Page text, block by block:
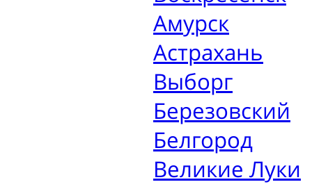
Амурск
Астрахань
Выборг
Березовский
Белгород
Великие Луки